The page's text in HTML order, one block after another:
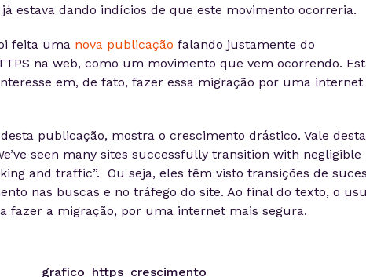
estava dando indícios de que este movimento ocorreria.
feita uma nova publicação falando justamente do
na web, como um movimento que vem ocorrendo.
em, de fato, fazer essa migração por uma internet
publicação, mostra o crescimento drástico. Vale
seen many sites successfully transition with negligible
and traffic”. Ou seja, eles têm visto transições de
nas buscas e no tráfego do site. Ao final do texto, o
fazer a migração, por uma internet mais segura.